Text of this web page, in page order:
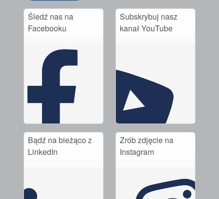
Śledź nas na
Facebooku
Subskrybuj nasz
kanał YouTube
Bądź na bieżąco z
LinkedIn
Zrób zdjęcie na
Instagram